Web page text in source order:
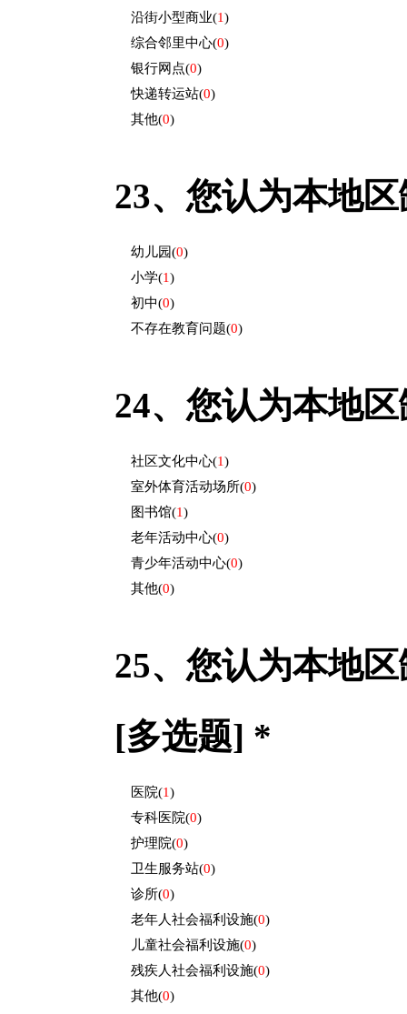
沿街小型商业(1)
综合邻里中心(0)
银行网点(0)
快递转运站(0)
其他(0)
23、 您认为本地
幼儿园(0)
小学(1)
初中(0)
不存在教育问题(0)
24、 您认为本地
社区文化中心(1)
室外体育活动场所(0)
图书馆(1)
老年活动中心(0)
青少年活动中心(0)
其他(0)
25、 您认为本地
[多选题] *
医院(1)
专科医院(0)
护理院(0)
卫生服务站(0)
诊所(0)
老年人社会福利设施(0)
儿童社会福利设施(0)
残疾人社会福利设施(0)
其他(0)